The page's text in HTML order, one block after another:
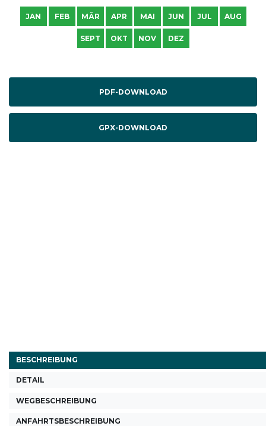
JAN FEB MÄR APR MAI JUN JUL AUG
SEPT OKT NOV DEZ
PDF-DOWNLOAD
GPX-DOWNLOAD
BESCHREIBUNG
DETAIL
WEGBESCHREIBUNG
ANFAHRTSBESCHREIBUNG